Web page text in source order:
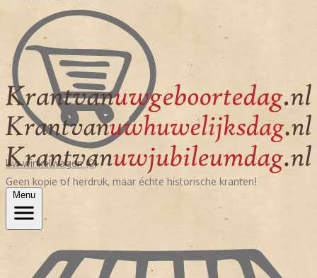
Uw winkelwagen (0)
Geen kopie of herdruk, maar échte historische kranten!
Menu